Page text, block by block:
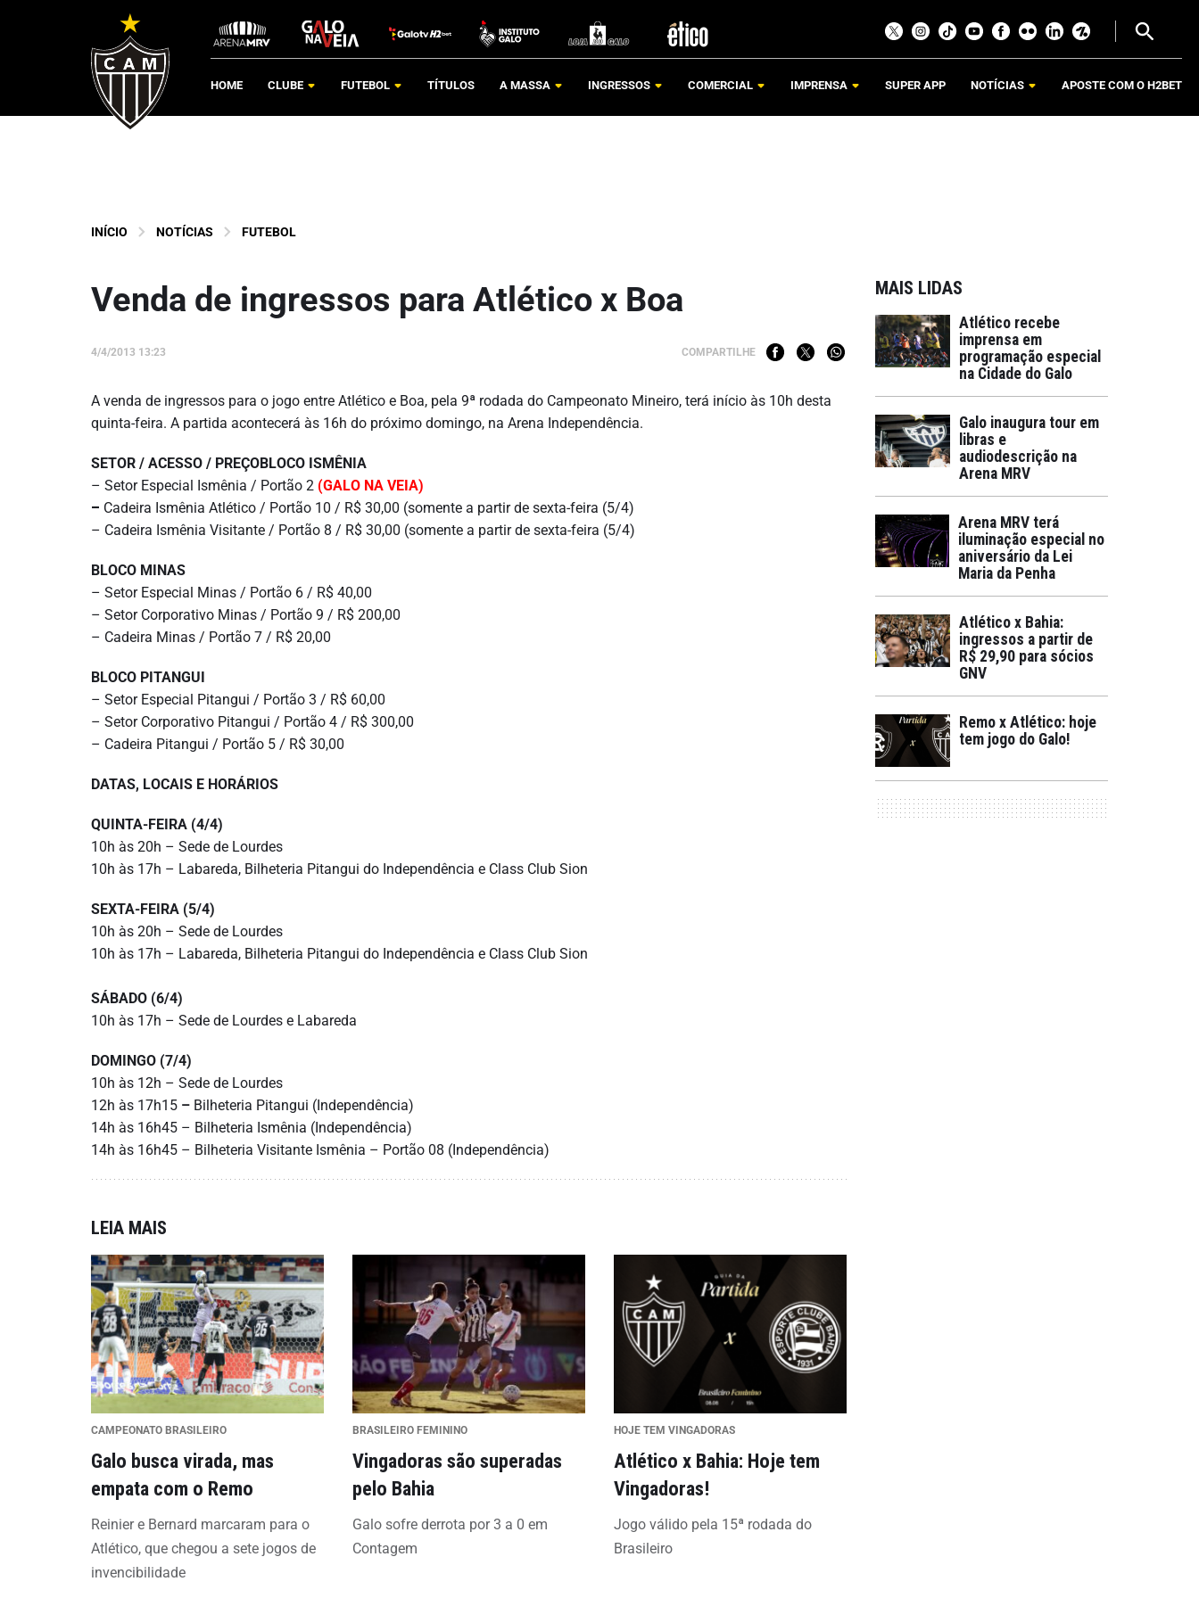
HOME CLUBE FUTEBOL TÍTULOS A MASSA INGRESSOS COMERCIAL IMPRENSA SUPER APP NOTÍCIAS APOSTE COM O H2BET
INÍCIO NOTÍCIAS FUTEBOL
Venda de ingressos para Atlético x Boa
4/4/2013 13:23 COMPARTILHE
A venda de ingressos para o jogo entre Atlético e Boa, pela 9ª rodada do Campeonato Mineiro, terá início às 10h desta
quinta-feira. A partida acontecerá às 16h do próximo domingo, na Arena Independência.
SETOR / ACESSO / PREÇOBLOCO ISMÊNIA
– Setor Especial Ismênia / Portão 2 (GALO NA VEIA)
– Cadeira Ismênia Atlético / Portão 10 / R$ 30,00 (somente a partir de sexta-feira (5/4)
– Cadeira Ismênia Visitante / Portão 8 / R$ 30,00 (somente a partir de sexta-feira (5/4)
BLOCO MINAS
– Setor Especial Minas / Portão 6 / R$ 40,00
– Setor Corporativo Minas / Portão 9 / R$ 200,00
– Cadeira Minas / Portão 7 / R$ 20,00
BLOCO PITANGUI
– Setor Especial Pitangui / Portão 3 / R$ 60,00
– Setor Corporativo Pitangui / Portão 4 / R$ 300,00
– Cadeira Pitangui / Portão 5 / R$ 30,00
DATAS, LOCAIS E HORÁRIOS
QUINTA-FEIRA (4/4)
10h às 20h – Sede de Lourdes
10h às 17h – Labareda, Bilheteria Pitangui do Independência e Class Club Sion
SEXTA-FEIRA (5/4)
10h às 20h – Sede de Lourdes
10h às 17h – Labareda, Bilheteria Pitangui do Independência e Class Club Sion
SÁBADO (6/4)
10h às 17h – Sede de Lourdes e Labareda
DOMINGO (7/4)
10h às 12h – Sede de Lourdes
12h às 17h15 – Bilheteria Pitangui (Independência)
14h às 16h45 – Bilheteria Ismênia (Independência)
14h às 16h45 – Bilheteria Visitante Ismênia – Portão 08 (Independência)
LEIA MAIS
CAMPEONATO BRASILEIRO
Galo busca virada, mas
empata com o Remo
Reinier e Bernard marcaram para o
Atlético, que chegou a sete jogos de
invencibilidade
BRASILEIRO FEMININO
Vingadoras são superadas
pelo Bahia
Galo sofre derrota por 3 a 0 em
Contagem
HOJE TEM VINGADORAS
Atlético x Bahia: Hoje tem
Vingadoras!
Jogo válido pela 15ª rodada do
Brasileiro
MAIS LIDAS
Atlético recebe
imprensa em
programação especial
na Cidade do Galo
Galo inaugura tour em
libras e
audiodescrição na
Arena MRV
Arena MRV terá
iluminação especial no
aniversário da Lei
Maria da Penha
Atlético x Bahia:
ingressos a partir de
R$ 29,90 para sócios
GNV
Remo x Atlético: hoje
tem jogo do Galo!